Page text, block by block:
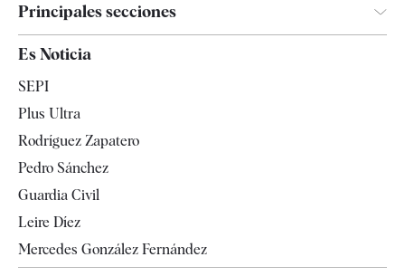
Principales secciones
España
Televisión
Es Noticia
SEPI
Plus Ultra
Rodríguez Zapatero
Pedro Sánchez
Guardia Civil
Leire Díez
Mercedes González Fernández